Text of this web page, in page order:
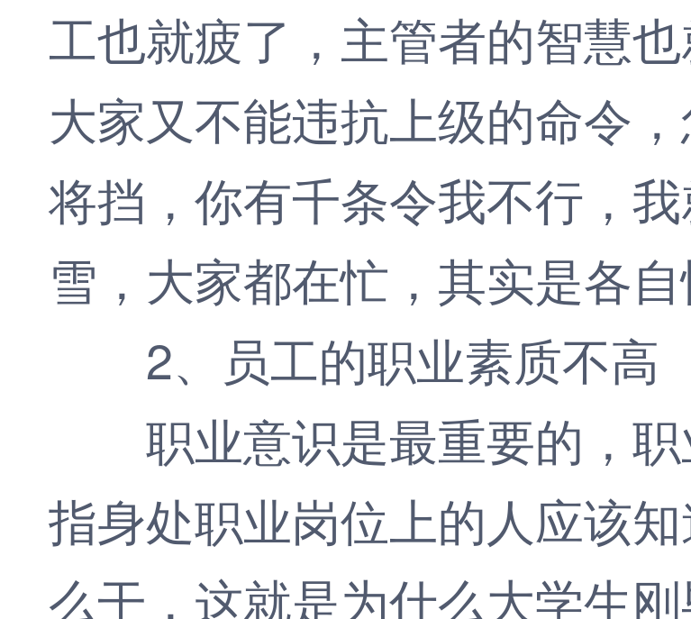
工也就疲了，主管者的智慧
大家又不能违抗上级的命令
将挡，你有千条令我不行，
雪，大家都在忙，其实是各自
2、员工的职业素质不高
职业意识是最重要的，职
指身处职业岗位上的人应该
么干，这就是为什么大学生